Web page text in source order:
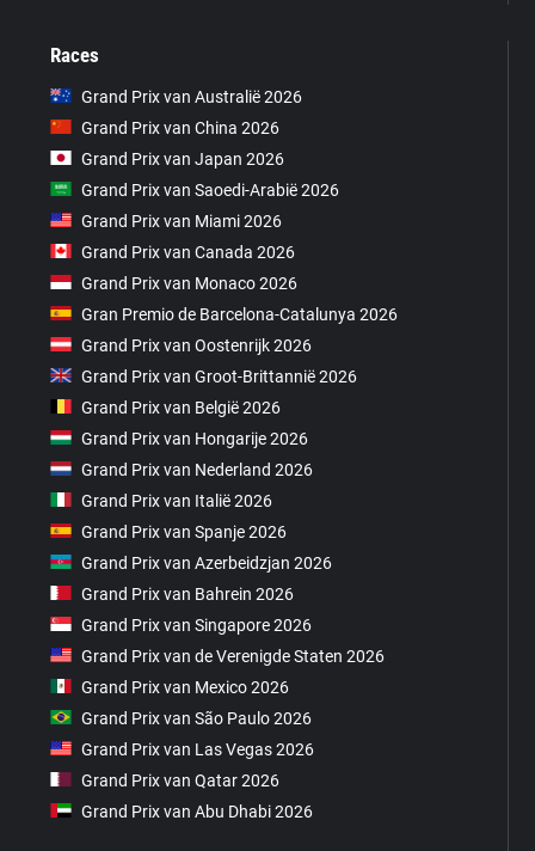
Races
Grand Prix van Australië 2026
Grand Prix van China 2026
Grand Prix van Japan 2026
Grand Prix van Saoedi-Arabië 2026
Grand Prix van Miami 2026
Grand Prix van Canada 2026
Grand Prix van Monaco 2026
Gran Premio de Barcelona-Catalunya 2026
Grand Prix van Oostenrijk 2026
Grand Prix van Groot-Brittannië 2026
Grand Prix van België 2026
Grand Prix van Hongarije 2026
Grand Prix van Nederland 2026
Grand Prix van Italië 2026
Grand Prix van Spanje 2026
Grand Prix van Azerbeidzjan 2026
Grand Prix van Bahrein 2026
Grand Prix van Singapore 2026
Grand Prix van de Verenigde Staten 2026
Grand Prix van Mexico 2026
Grand Prix van São Paulo 2026
Grand Prix van Las Vegas 2026
Grand Prix van Qatar 2026
Grand Prix van Abu Dhabi 2026